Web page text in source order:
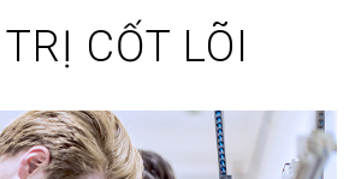
CỐT LÕI